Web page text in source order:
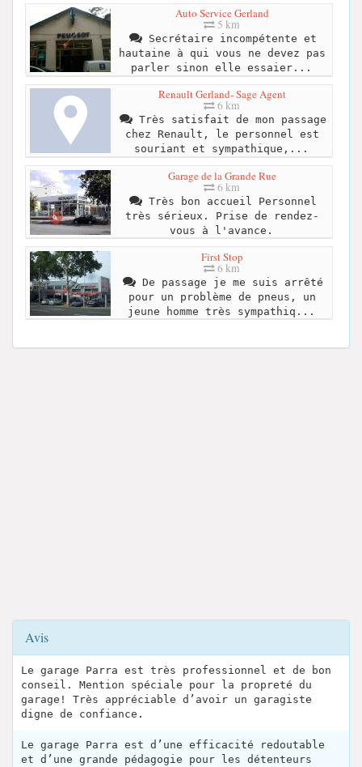
Auto Service Gerland
5 km
Secrétaire incompétente et
hautaine à qui vous ne devez pas
parler sinon elle essaier...
Renault Gerland- Sage Agent
6 km
Très satisfait de mon passage
chez Renault, le personnel est
souriant et sympathique,...
Garage de la Grande Rue
6 km
Très bon accueil Personnel
très sérieux. Prise de rendez-
vous à l'avance.
First Stop
6 km
De passage je me suis arrêté
pour un problème de pneus, un
jeune homme très sympathiq...
Avis
Le garage Parra est très professionnel et de bon
conseil. Mention spéciale pour la propreté du
garage! Très appréciable d’avoir un garagiste
digne de confiance.
Le garage Parra est d’une efficacité redoutable
et d’une grande pédagogie pour les détenteurs